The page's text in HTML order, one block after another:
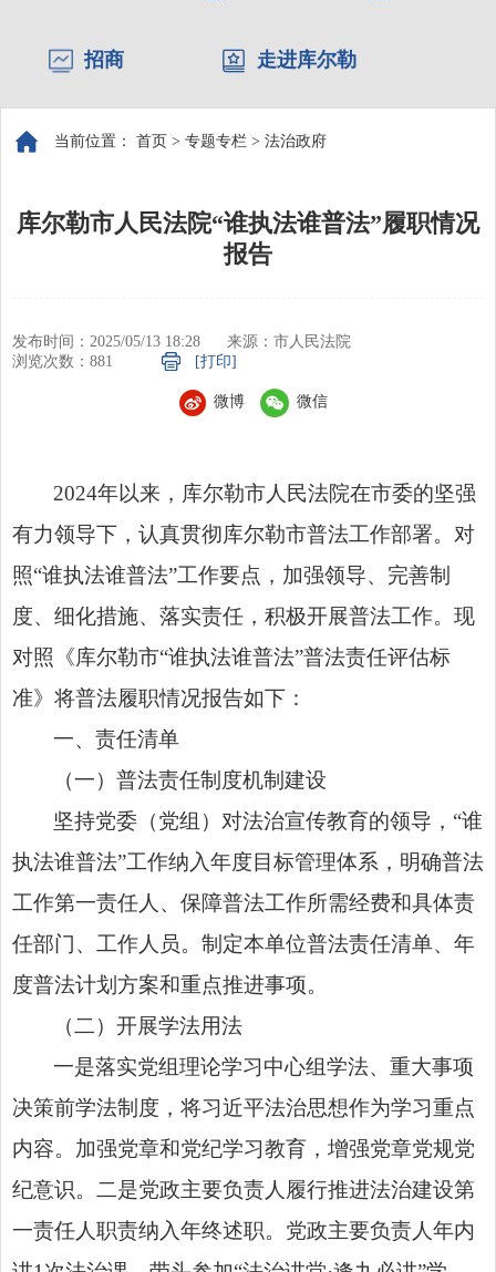
招商 走进库尔勒
当前位置： 首页 > 专题专栏 > 法治政府
库尔勒市人民法院“谁执法谁普法”履职情况
报告
发布时间：2025/05/13 18:28
来源：市人民法院
浏览次数： 881 [打印]
微博 微信
2024年以来，库尔勒市人民法院在市委的坚强
有力领导下，认真贯彻库尔勒市普法工作部署。对
照“谁执法谁普法”工作要点，加强领导、完善制
度、细化措施、落实责任，积极开展普法工作。现
对照《库尔勒市“谁执法谁普法”普法责任评估标
准》将普法履职情况报告如下：
一、责任清单
（一）普法责任制度机制建设
坚持党委（党组）对法治宣传教育的领导，“谁
执法谁普法”工作纳入年度目标管理体系，明确普法
工作第一责任人、保障普法工作所需经费和具体责
任部门、工作人员。制定本单位普法责任清单、年
度普法计划方案和重点推进事项。
（二）开展学法用法
一是落实党组理论学习中心组学法、重大事项
决策前学法制度，将习近平法治思想作为学习重点
内容。加强党章和党纪学习教育，增强党章党规党
纪意识。二是党政主要负责人履行推进法治建设第
一责任人职责纳入年终述职。党政主要负责人年内